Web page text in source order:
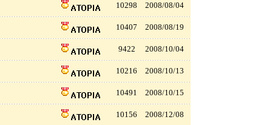
10298 2008/08/04
10407 2008/08/19
9422 2008/10/04
10216 2008/10/13
10491 2008/10/15
10156 2008/12/08